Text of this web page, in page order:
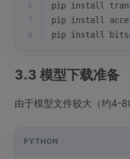
6
pip install
7
pip install
8
pip install
3.3 模型下载准备
由于模型文件较大（约4-
PYTHON